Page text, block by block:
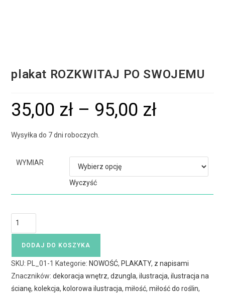
plakat ROZKWITAJ PO SWOJEMU
35,00 zł – 95,00 zł
Wysyłka do 7 dni roboczych.
WYMIAR
Wyczyść
DODAJ DO KOSZYKA
SKU:PL_01-1 Kategorie:NOWOŚĆ,PLAKATY, z napisami
Znaczników:dekoracja wnętrz,dzungla,ilustracja,ilustracja na
ścianę,kolekcja,kolorowa ilustracja,miłość,miłość do roślin,